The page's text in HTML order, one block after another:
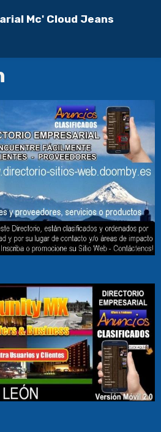
Mc' Cloud Jeans